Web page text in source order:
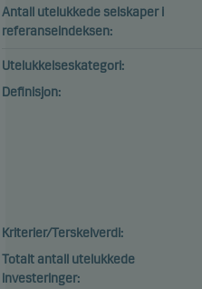
Antall utelukkede selskaper i
referanseindeksen:
Utelukkelseskategori:
Definisjon:
Kriterier/Terskelverdi:
Totalt antall utelukkede
investeringer: